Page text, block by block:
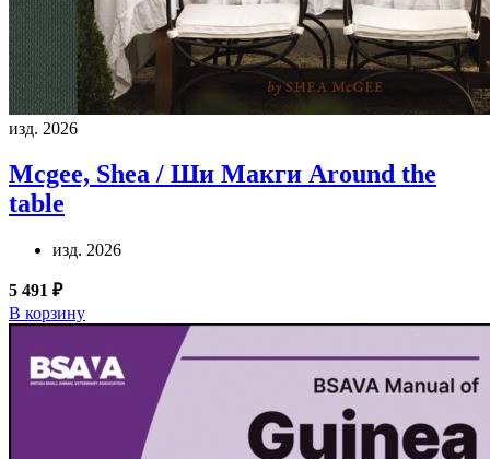
изд. 2026
Mcgee, Shea / Ши Макги Around the
table
изд. 2026
5 491 ₽
В корзину